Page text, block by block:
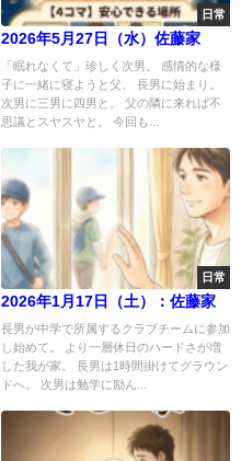
日常
2026年5月27日（水）佐藤家
「眠れなくて」珍しく次男。 感情的な様
子に一緒に寝ようと父。 長男に始まり。
次男に三男に四男と。 父の隣に来れば不
思議とスヤスヤと。 今回も...
日常
2026年1月17日（土）：佐藤家
長男が中学で所属するクラブチームに参加
し始めて。 より一層休日のハードさが増
した我が家。 長男は1時間掛けてグラウン
ドへ。 次男は勉学に励ん...